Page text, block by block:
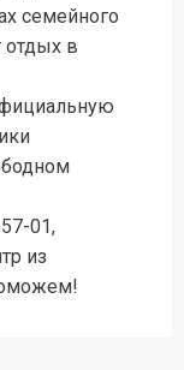
семейного
отдых в
01,
из